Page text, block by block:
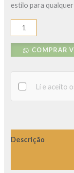
estilo para
COMPRAR
Li e aceito
Descrição